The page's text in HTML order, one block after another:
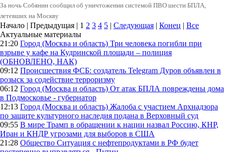
За ночь Собянин сообщил об уничтожении системой ПВО шести БПЛА,
летевших на Москву
Начало | Предыдущая | 1 2 3 4 5 | Следующая | Конец | Все
Актуальные материалы
21:20 Город (Москва и область) Три человека погибли при
взрыве у кафе на Кудринской площади – полиция
(ОБНОВЛЕНО, НАК)
09:12 Происшествия ФСБ: создатель Telegram Дуров объявлен в
розыск за содействие терроризму
06:12 Город (Москва и область) От атак БПЛА повреждены дома
в Подмосковье - губернатор
12:13 Город (Москва и область) Жалоба с участием Архнадзора
по защите культурного наследия подана в Верховный суд
09:55 В мире Трамп в обращении к нации назвал Россию, КНР,
Иран и КНДР угрозами для выборов в США
21:28 Общество Ситуация с нефтепродуктами в РФ будет